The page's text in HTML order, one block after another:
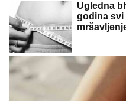
Ugledna
godina svi